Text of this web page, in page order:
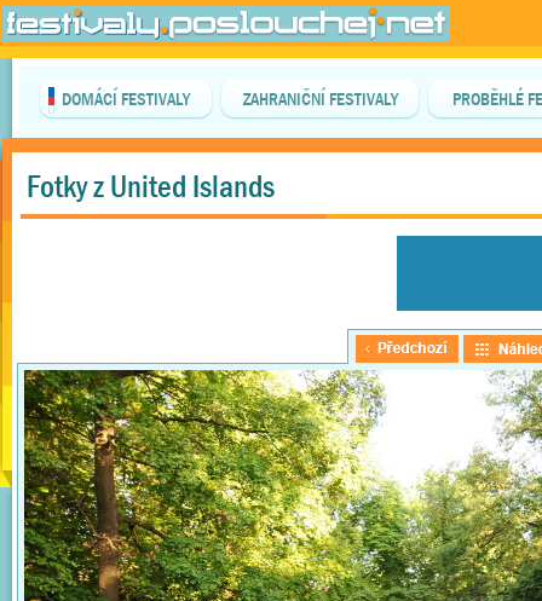
DOMÁCÍ FESTIVALY ZAHRANIČNÍ FESTIVALY PROBĚHLÉ
Fotky z United Islands